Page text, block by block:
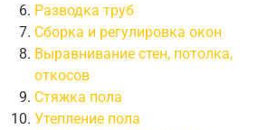
Разводка труб
Сборка и регулировка окон
Выравнивание стен, потолка,
откосов
Стяжка пола
Утепление пола